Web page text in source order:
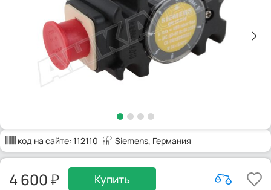
код на сайте: 112110 Siemens, Германия
4 600 Купить